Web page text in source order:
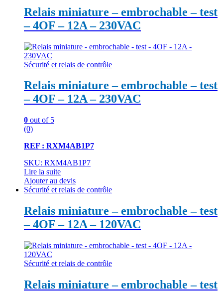
Relais miniature – embrochable – test
– 4OF – 12A – 230VAC
Sécurité et relais de contrôle
Relais miniature – embrochable – test
– 4OF – 12A – 230VAC
0 out of 5
(0)
REF : RXM4AB1P7
SKU: RXM4AB1P7
Lire la suite
Ajouter au devis
Sécurité et relais de contrôle
Relais miniature – embrochable – test
– 4OF – 12A – 120VAC
Sécurité et relais de contrôle
Relais miniature – embrochable – test